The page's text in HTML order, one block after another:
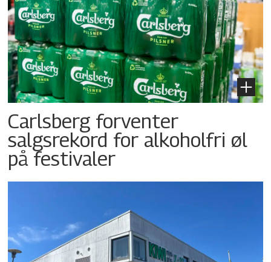
Carlsberg forventer
salgsrekord for alkoholfri øl
på festivaler